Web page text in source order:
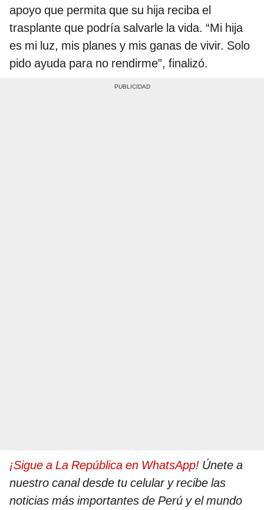
apoyo que permita que su hija reciba el
trasplante que podría salvarle la vida. “Mi hija
es mi luz, mis planes y mis ganas de vivir. Solo
pido ayuda para no rendirme”, finalizó.
¡Sigue a La República en WhatsApp! Únete a
nuestro canal desde tu celular y recibe las
noticias más importantes de Perú y el mundo